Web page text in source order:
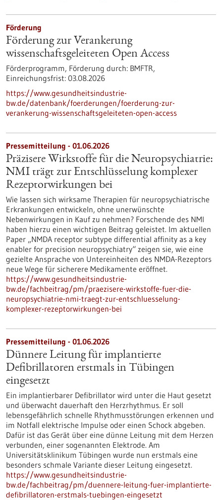
Förderung
Förderung zur Verankerung
wissenschaftsgeleiteten Open Access
Förderprogramm, Förderung durch: BMFTR,
Einreichungsfrist: 03.08.2026
https://www.gesundheitsindustrie-
bw.de/datenbank/foerderungen/foerderung-zur-
verankerung-wissenschaftsgeleiteten-open-access
Pressemitteilung - 01.06.2026
Präzisere Wirkstoffe für die Neuropsychiatrie:
NMI trägt zur Entschlüsselung komplexer
Rezeptorwirkungen bei
Wie lassen sich wirksame Therapien für neuropsychiatrische
Erkrankungen entwickeln, ohne unerwünschte
Nebenwirkungen in Kauf zu nehmen? Forschende des NMI
haben hierzu einen wichtigen Beitrag geleistet. Im aktuellen
Paper „NMDA receptor subtype differential affinity as a key
enabler for precision neuropsychiatry“ zeigen sie, wie eine
gezielte Ansprache von Untereinheiten des NMDA-Rezeptors
neue Wege für sicherere Medikamente eröffnet.
https://www.gesundheitsindustrie-
bw.de/fachbeitrag/pm/praezisere-wirkstoffe-fuer-die-
neuropsychiatrie-nmi-traegt-zur-entschluesselung-
komplexer-rezeptorwirkungen-bei
Pressemitteilung - 01.06.2026
Dünnere Leitung für implantierte
Defibrillatoren erstmals in Tübingen
eingesetzt
Ein implantierbarer Defibrillator wird unter die Haut gesetzt
und überwacht dauerhaft den Herzrhythmus. Er soll
lebensgefährlich schnelle Rhythmusstörungen erkennen und
im Notfall elektrische Impulse oder einen Schock abgeben.
Dafür ist das Gerät über eine dünne Leitung mit dem Herzen
verbunden, einer sogenannten Elektrode. Am
Universitätsklinikum Tübingen wurde nun erstmals eine
besonders schmale Variante dieser Leitung eingesetzt.
https://www.gesundheitsindustrie-
bw.de/fachbeitrag/pm/duennere-leitung-fuer-implantierte-
defibrillatoren-erstmals-tuebingen-eingesetzt